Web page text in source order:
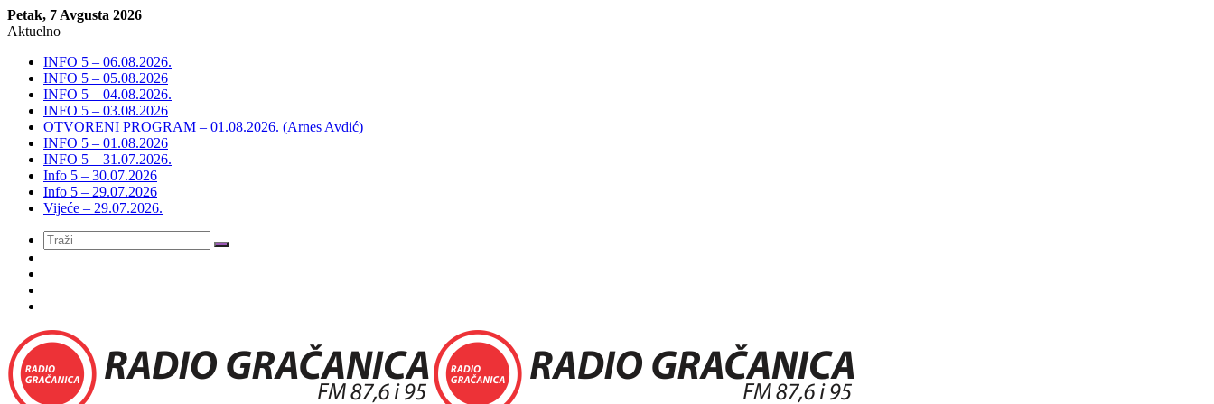
Petak, 7 Avgusta 2026
Aktuelno
INFO 5 – 06.08.2026.
INFO 5 – 05.08.2026
INFO 5 – 04.08.2026.
INFO 5 – 03.08.2026
OTVORENI PROGRAM – 01.08.2026. (Arnes Avdić)
INFO 5 – 01.08.2026
INFO 5 – 31.07.2026.
Info 5 – 30.07.2026
Info 5 – 29.07.2026
Vijeće – 29.07.2026.
Meni